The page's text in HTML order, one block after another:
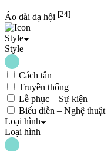
Áo dài dạ hội [24]
Style
Style
Cách tân
Truyền thống
Lễ phục – Sự kiện
Biểu diễn – Nghệ thuật
Loại hình
Loại hình